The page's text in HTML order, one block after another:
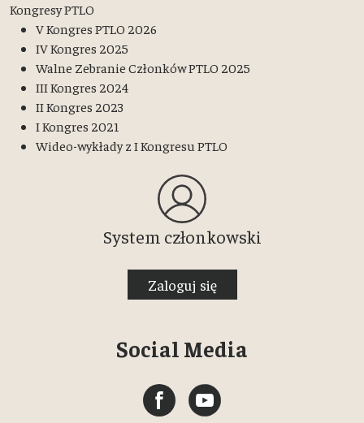
Kongresy PTLO
V Kongres PTLO 2026
IV Kongres 2025
Walne Zebranie Członków PTLO 2025
III Kongres 2024
II Kongres 2023
I Kongres 2021
Wideo-wykłady z I Kongresu PTLO
System członkowski
Zaloguj się
Social Media